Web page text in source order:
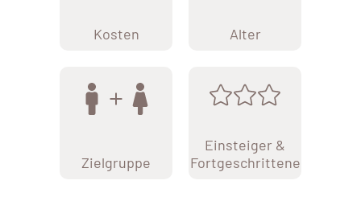
Kosten Alter
Zielgruppe
Einsteiger &
Fortgeschrittene